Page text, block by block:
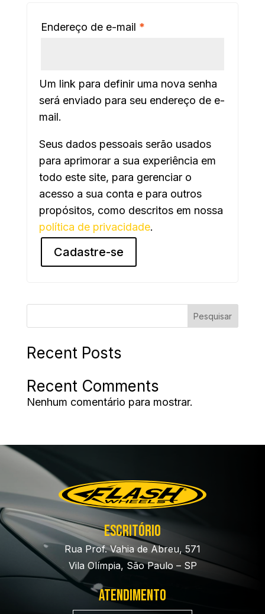
Endereço de e-mail *Obrigatório
Um link para definir uma nova senha
será enviado para seu endereço de e-
mail.
Seus dados pessoais serão usados
para aprimorar a sua experiência em
todo este site, para gerenciar o
acesso a sua conta e para outros
propósitos, como descritos em nossa
política de privacidade.
Cadastre-se
Pesquisar
Recent Posts
Recent Comments
Nenhum comentário para mostrar.
Escritório
Rua Prof. Vahia de Abreu, 571
Vila Olímpia, São Paulo – SP
Atendimento